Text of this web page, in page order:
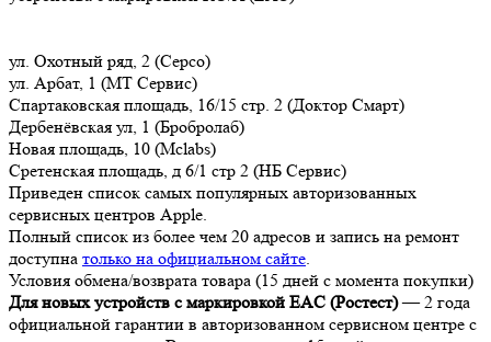
ул. Охотный ряд, 2 (Серсо)
ул. Арбат, 1 (МТ Сервис)
Спартаковская площадь, 16/15 стр. 2 (Доктор Смарт)
Дербенёвская ул, 1 (Бробролаб)
Новая площадь, 10 (Mclabs)
Сретенская площадь, д 6/1 стр 2 (НБ Сервис)
Приведен список самых популярных авторизованных
сервисных центров Apple.
Полный список из более чем 20 адресов и запись на ремонт
доступна только на официальном сайте.
Условия обмена/возврата товара (15 дней с момента покупки)
Для новых устройств с маркировкой EAC (Ростест)— 2 года
официальной гарантии в авторизованном сервисном центре с